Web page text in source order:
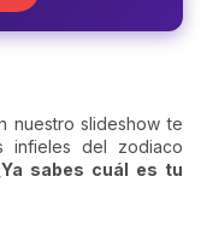
nuestro slideshow te
infieles del zodiaco
sabes cuál es tu